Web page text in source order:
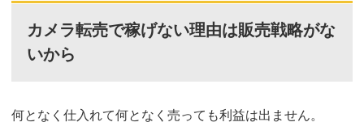
カメラ転売で稼げない理由は販売戦略がな
いから
何となく仕入れて何となく売っても利益は出ません。